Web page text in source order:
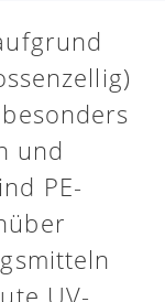
und
PE-
UV-